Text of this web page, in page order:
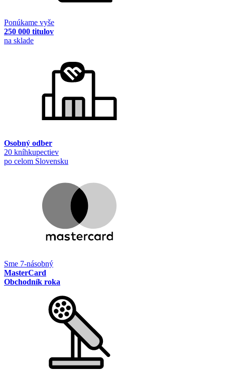
Ponúkame vyše
250 000 titulov
na sklade
Osobný odber
20 kníhkupectiev
po celom Slovensku
Sme 7-násobný
MasterCard
Obchodník roka